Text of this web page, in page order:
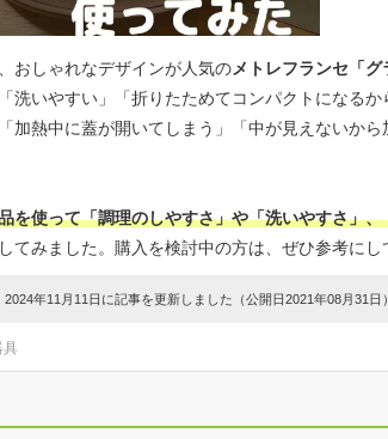
おしゃれなデザインが人気のメトレフランセ「グ
洗いやすい」「折りたためてコンパクトになるか
加熱中に蓋が開いてしまう」「中が見えないか
を使って「調理のしやすさ」や「洗いやすさ」
してみました。購入を検討中の方は、ぜひ参考にし
年11月11日に記事を更新しました（公開日2021年08月31日）
具